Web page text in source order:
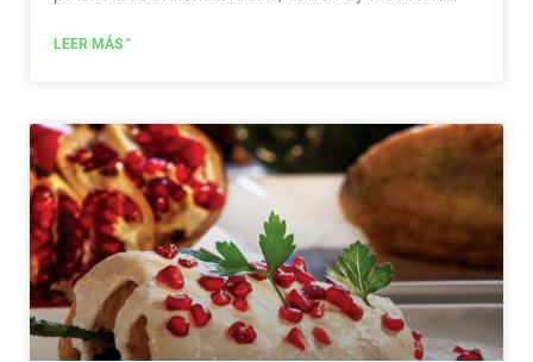
Riviera Maya y las pirámides de Chichén-Itzá, Tulúm y
LEER MÁS "